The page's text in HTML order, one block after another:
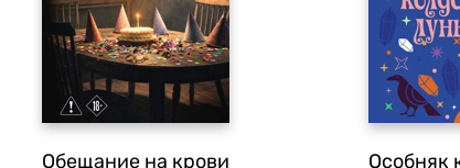
Обещание на крови Особняк